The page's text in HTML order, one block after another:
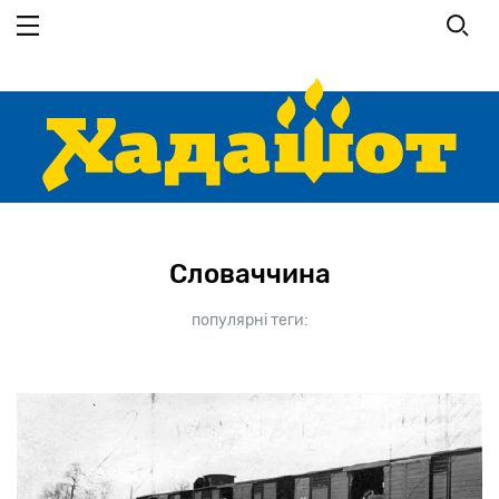
Словаччина
популярні теги: